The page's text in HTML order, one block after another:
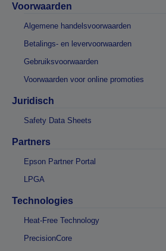
Voorwaarden
Algemene handelsvoorwaarden
Betalings- en levervoorwaarden
Gebruiksvoorwaarden
Voorwaarden voor online promoties
Juridisch
Safety Data Sheets
Partners
Epson Partner Portal
LPGA
Technologies
Heat-Free Technology
PrecisionCore